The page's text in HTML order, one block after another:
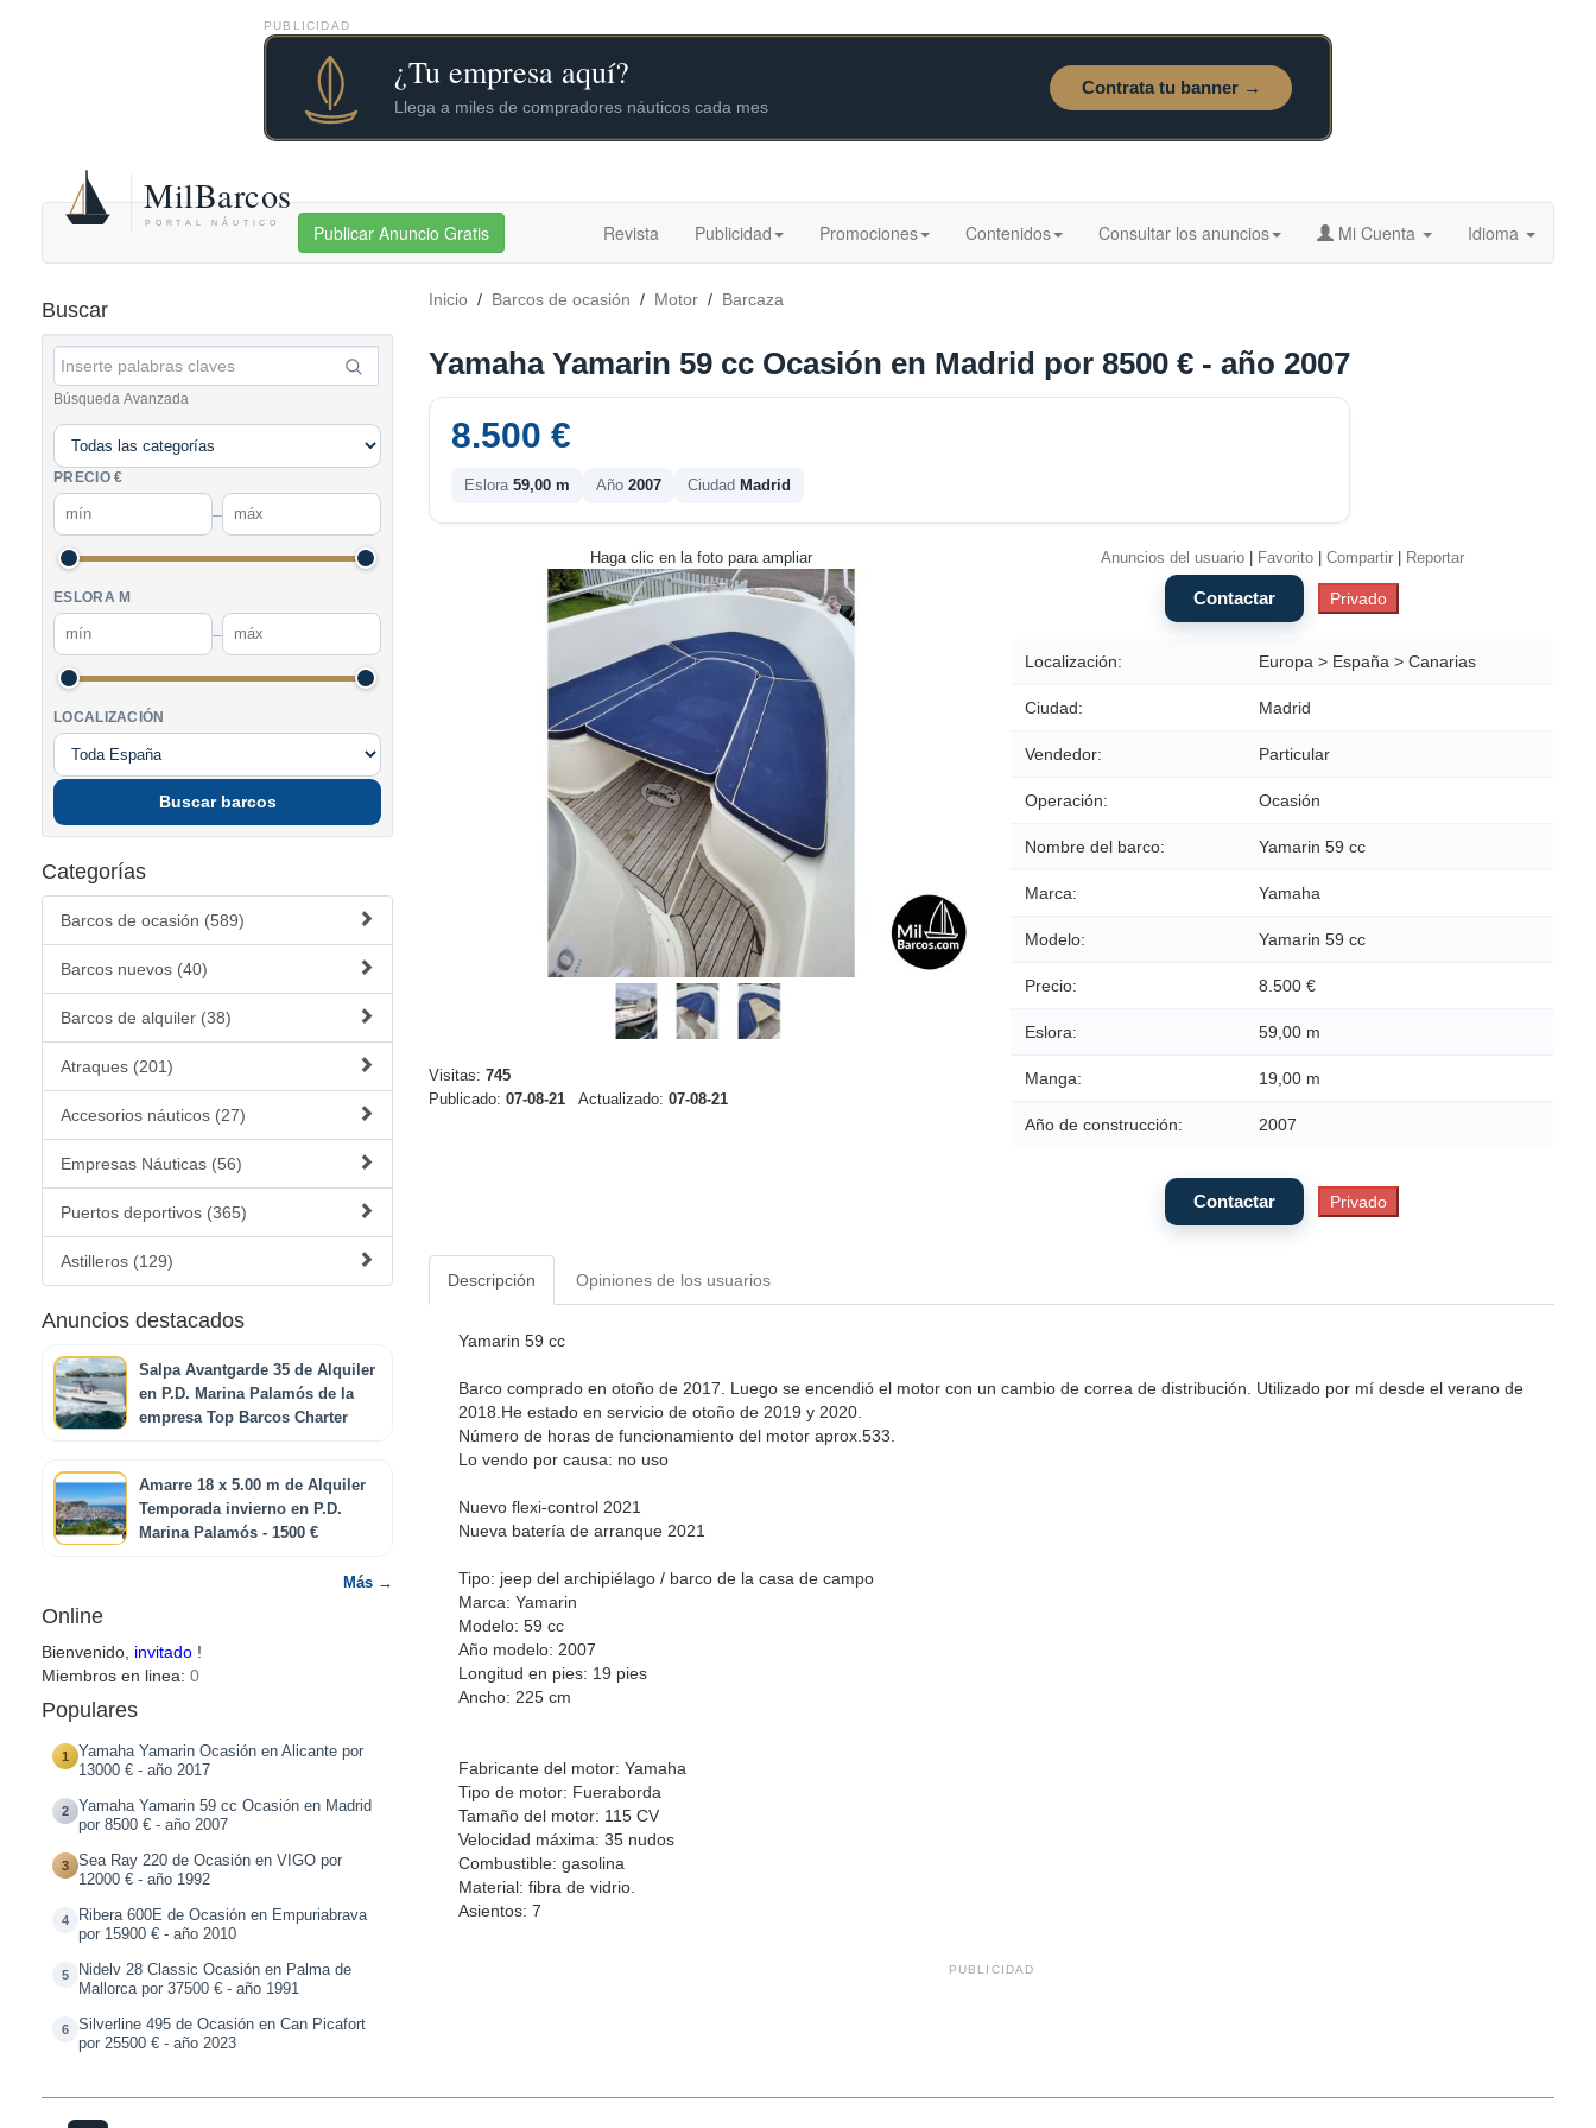
PUBLICIDAD
Publicar Anuncio Gratis Revista Publicidad Promociones Contenidos Consultar los anuncios Mi Cuenta Idioma
Buscar
Búsqueda Avanzada
PRECIO €
–
ESLORA M
–
LOCALIZACIÓN
Buscar barcos
Categorías
Barcos de ocasión (589)
Barcos nuevos (40)
Barcos de alquiler (38)
Atraques (201)
Accesorios náuticos (27)
Empresas Náuticas (56)
Puertos deportivos (365)
Astilleros (129)
Anuncios destacados
Salpa Avantgarde 35 de Alquiler
en P.D. Marina Palamós de la
empresa Top Barcos Charter
Amarre 18 x 5.00 m de Alquiler
Temporada invierno en P.D.
Marina Palamós - 1500 €
Más →
Online
Bienvenido, invitado !
Miembros en linea: 0
Populares
1
Yamaha Yamarin Ocasión en Alicante por
13000 € - año 2017
2
Yamaha Yamarin 59 cc Ocasión en Madrid
por 8500 € - año 2007
3
Sea Ray 220 de Ocasión en VIGO por
12000 € - año 1992
4
Ribera 600E de Ocasión en Empuriabrava
por 15900 € - año 2010
5
Nidelv 28 Classic Ocasión en Palma de
Mallorca por 37500 € - año 1991
6
Silverline 495 de Ocasión en Can Picafort
por 25500 € - año 2023
Inicio / Barcos de ocasión / Motor / Barcaza
Yamaha Yamarin 59 cc Ocasión en Madrid por 8500 € - año 2007
8.500 €
Eslora 59,00 m Año 2007 Ciudad Madrid
Haga clic en la foto para ampliar
Visitas: 745
Publicado: 07-08-21 Actualizado: 07-08-21
Anuncios del usuario| Favorito| Compartir| Reportar
Localización: Europa > España > Canarias
Ciudad: Madrid
Vendedor: Particular
Operación: Ocasión
Nombre del barco: Yamarin 59 cc
Marca: Yamaha
Modelo: Yamarin 59 cc
Precio: 8.500 €
Eslora: 59,00 m
Manga: 19,00 m
Año de construcción: 2007
Descripción Opiniones de los usuarios
Yamarin 59 cc
Barco comprado en otoño de 2017. Luego se encendió el motor con un cambio de correa de distribución. Utilizado por mí desde el verano de
2018.He estado en servicio de otoño de 2019 y 2020.
Número de horas de funcionamiento del motor aprox.533.
Lo vendo por causa: no uso
Nuevo flexi-control 2021
Nueva batería de arranque 2021
Tipo: jeep del archipiélago / barco de la casa de campo
Marca: Yamarin
Modelo: 59 cc
Año modelo: 2007
Longitud en pies: 19 pies
Ancho: 225 cm
Fabricante del motor: Yamaha
Tipo de motor: Fueraborda
Tamaño del motor: 115 CV
Velocidad máxima: 35 nudos
Combustible: gasolina
Material: fibra de vidrio.
Asientos: 7
PUBLICIDAD